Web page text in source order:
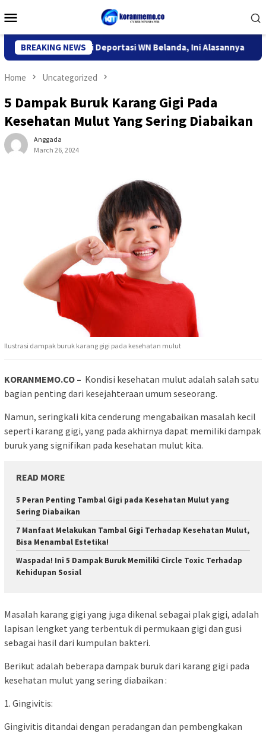
to
Menu
BREAKING NEWS
Kediri Deportasi WN Belanda, Ini Alasannya
Home Uncategorized
5 Dampak Buruk Karang Gigi Pada
Kesehatan Mulut Yang Sering Diabaikan
Anggada
March 26, 2024
Ilustrasi dampak buruk karang gigi pada kesehatan mulut
KORANMEMO.CO – Kondisi kesehatan mulut adalah salah satu
bagian penting dari kesejahteraan umum seseorang.
Namun, seringkali kita cenderung mengabaikan masalah kecil
seperti karang gigi, yang pada akhirnya dapat memiliki dampak
buruk yang signifikan pada kesehatan mulut kita.
READ MORE
5 Peran Penting Tambal Gigi pada Kesehatan Mulut yang
Sering Diabaikan
7 Manfaat Melakukan Tambal Gigi Terhadap Kesehatan Mulut,
Bisa Menambal Estetika!
Waspada! Ini 5 Dampak Buruk Memiliki Circle Toxic Terhadap
Kehidupan Sosial
Masalah karang gigi yang juga dikenal sebagai plak gigi, adalah
lapisan lengket yang terbentuk di permukaan gigi dan gusi
sebagai hasil dari kumpulan bakteri.
Berikut adalah beberapa dampak buruk dari karang gigi pada
kesehatan mulut yang sering diabaikan :
1. Gingivitis:
Gingivitis ditandai dengan peradangan dan pembengkakan